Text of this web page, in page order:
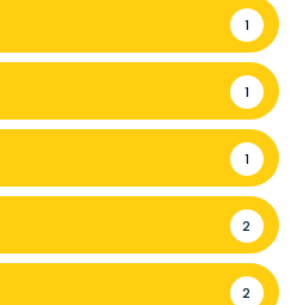
1
1
1
2
2